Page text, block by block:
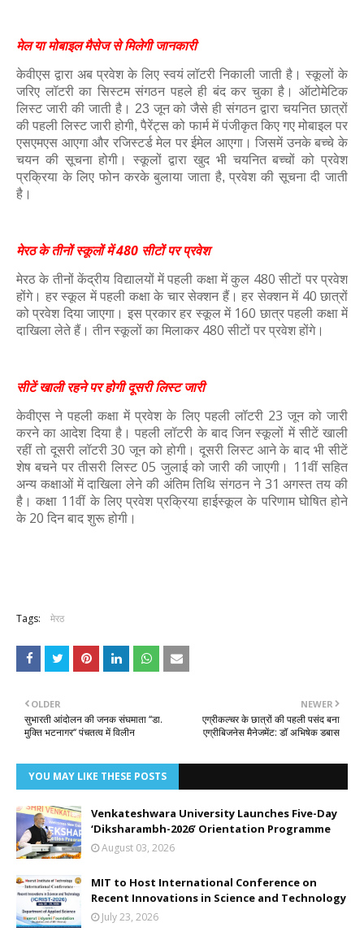
मेल या मोबाइल मैसेज से मिलेगी जानकारी
केवीएस द्वारा अब प्रवेश के लिए स्वयं लॉटरी निकाली जाती है। स्कूलों के
जरिए लॉटरी का सिस्टम संगठन पहले ही बंद कर चुका है। ऑटोमेटिक
लिस्ट जारी की जाती है। 23 जून को जैसे ही संगठन द्वारा चयनित छात्रों
की पहली लिस्ट जारी होगी, पैरेंट्स को फार्म में पंजीकृत किए गए मोबाइल पर
एसएमएस आएगा और रजिस्टर्ड मेल पर ईमेल आएगा। जिसमें उनके बच्चे के
चयन की सूचना होगी। स्कूलों द्वारा खुद भी चयनित बच्चों को प्रवेश
प्रकि्रया के लिए फोन करके बुलाया जाता है, प्रवेश की सूचना दी जाती
है।
मेरठ के तीनों स्कूलों में 480 सीटों पर प्रवेश
मेरठ के तीनों केंद्रीय विद्यालयों में पहली कक्षा में कुल 480 सीटों पर प्रवेश
होंगे। हर स्कूल में पहली कक्षा के चार सेक्शन हैं। हर सेक्शन में 40 छात्रों
को प्रवेश दिया जाएगा। इस प्रकार हर स्कूल में 160 छात्र पहली कक्षा में
दाखिला लेते हैं। तीन स्कूलों का मिलाकर 480 सीटों पर प्रवेश होंगे।
सीटें खाली रहने पर होगी दूसरी लिस्ट जारी
केवीएस ने पहली कक्षा में प्रवेश के लिए पहली लॉटरी 23 जून को जारी
करने का आदेश दिया है। पहली लॉटरी के बाद जिन स्कूलों में सीटें खाली
रहीं तो दूसरी लॉटरी 30 जून को होगी। दूसरी लिस्ट आने के बाद भी सीटें
शेष बचने पर तीसरी लिस्ट 05 जुलाई को जारी की जाएगी। 11वीं सहित
अन्य कक्षाओं में दाखिला लेने की अंतिम तिथि संगठन ने 31 अगस्त तय की
है। कक्षा 11वीं के लिए प्रवेश प्रक्रिया हाईस्कूल के परिणाम घोषित होने
के 20 दिन बाद शुरू होगी।
Tags: मेरठ
NEWER
एग्रीकल्चर के छात्रों की पहली पसंद बना
एग्रीबिजनेस मैनेजमेंट: डॉ अभिषेक डबास
OLDER
सुभारती आंदोलन की जनक संघमाता ‘‘डा.
मुक्ति भटनागर‘‘ पंचतत्व में विलीन
YOU MAY LIKE THESE POSTS
Venkateshwara University Launches Five-Day
‘Diksharambh-2026’ Orientation Programme
August 03, 2026
MIT to Host International Conference on
Recent Innovations in Science and Technology
July 23, 2026